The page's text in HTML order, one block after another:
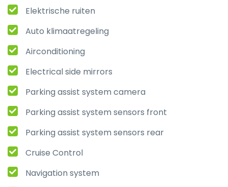
Elektrische ruiten
Auto klimaatregeling
Airconditioning
Electrical side mirrors
Parking assist system camera
Parking assist system sensors front
Parking assist system sensors rear
Cruise Control
Navigation system